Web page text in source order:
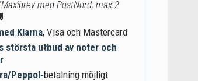
med PostNord, max 2
Klarna, Visa och Mastercard
största utbud av noter och
Peppol-betalning möjligt